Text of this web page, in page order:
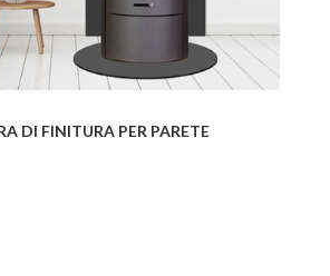
DI FINITURA PER PARETE